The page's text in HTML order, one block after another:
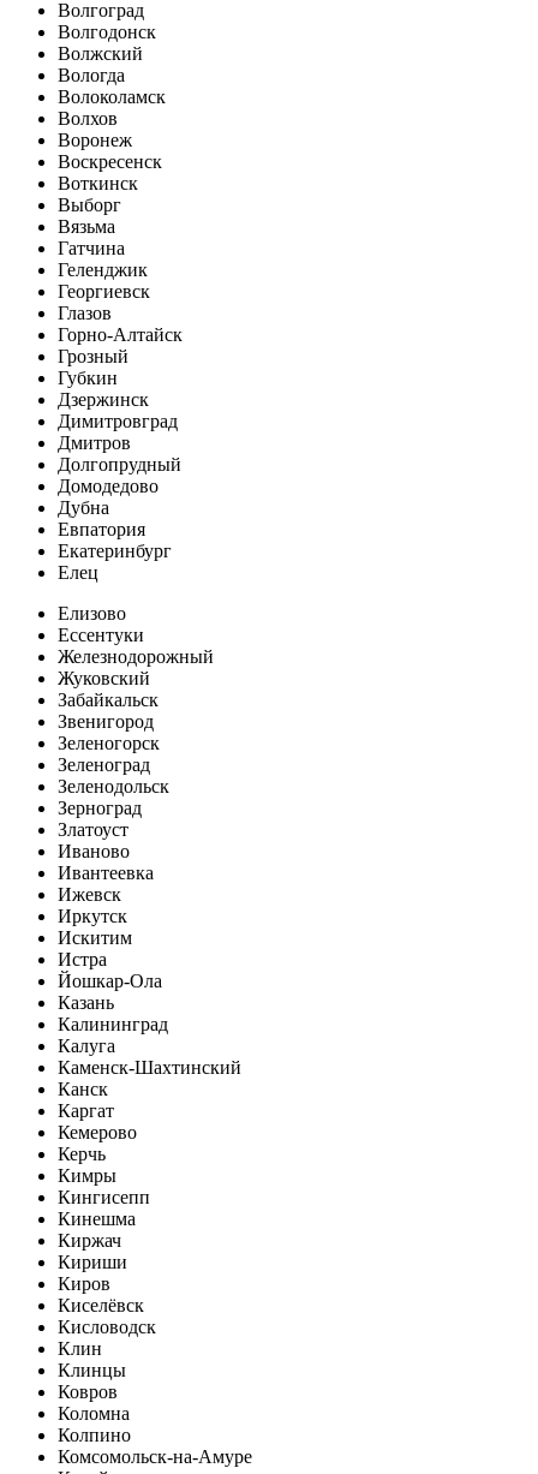
Волгоград
Волгодонск
Волжский
Вологда
Волоколамск
Волхов
Воронеж
Воскресенск
Воткинск
Выборг
Вязьма
Гатчина
Геленджик
Георгиевск
Глазов
Горно-Алтайск
Грозный
Губкин
Дзержинск
Димитровград
Дмитров
Долгопрудный
Домодедово
Дубна
Евпатория
Екатеринбург
Елец
Елизово
Ессентуки
Железнодорожный
Жуковский
Забайкальск
Звенигород
Зеленогорск
Зеленоград
Зеленодольск
Зерноград
Златоуст
Иваново
Ивантеевка
Ижевск
Иркутск
Искитим
Истра
Йошкар-Ола
Казань
Калининград
Калуга
Каменск-Шахтинский
Канск
Каргат
Кемерово
Керчь
Кимры
Кингисепп
Кинешма
Киржач
Кириши
Киров
Киселёвск
Кисловодск
Клин
Клинцы
Ковров
Коломна
Колпино
Комсомольск-на-Амуре